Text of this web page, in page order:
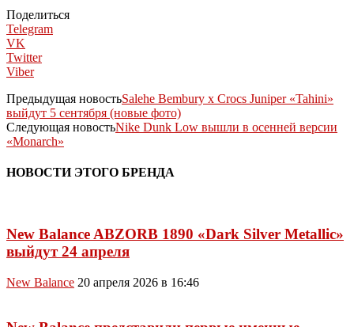
Поделиться
Telegram
VK
Twitter
Viber
Предыдущая новостьSalehe Bembury x Crocs Juniper «Tahini»
выйдут 5 сентября (новые фото)
Следующая новостьNike Dunk Low вышли в осенней версии
«Monarch»
НОВОСТИ ЭТОГО БРЕНДА
New Balance ABZORB 1890 «Dark Silver Metallic»
выйдут 24 апреля
New Balance 20 апреля 2026 в 16:46